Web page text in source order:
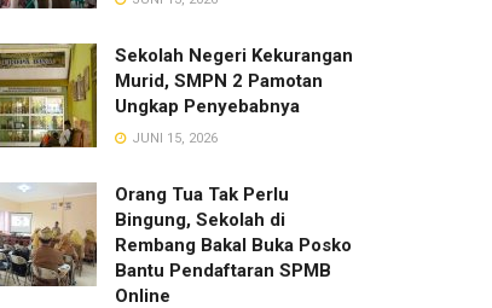
Sekolah Negeri Kekurangan
Murid, SMPN 2 Pamotan
Ungkap Penyebabnya
JUNI 15, 2026
Orang Tua Tak Perlu
Bingung, Sekolah di
Rembang Bakal Buka Posko
Bantu Pendaftaran SPMB
Online